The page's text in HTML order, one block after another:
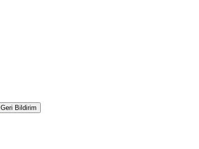
Geri Bildirim